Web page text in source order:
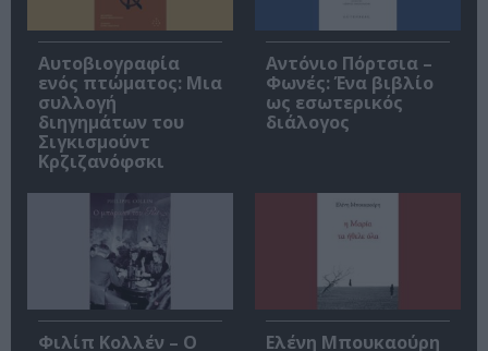
Αυτοβιογραφία
ενός πτώματος: Μια
συλλογή
διηγημάτων του
Σιγκισμούντ
Κρζιζανόφσκι
Αντόνιο Πόρτσια –
Φωνές: Ένα βιβλίο
ως εσωτερικός
διάλογος
Φιλίπ Κολλέν – Ο
Ελένη Μπουκαούρη